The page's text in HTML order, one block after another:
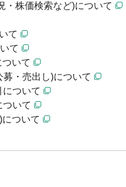
・株価検索など)について
て
て
いて
募・売出し)について
ついて
ついて
ついて